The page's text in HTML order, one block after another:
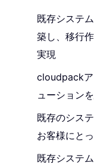
既存システ
築し、移行
実現
cloudpackア
ューション
既存のシス
お客様にと
既存システ